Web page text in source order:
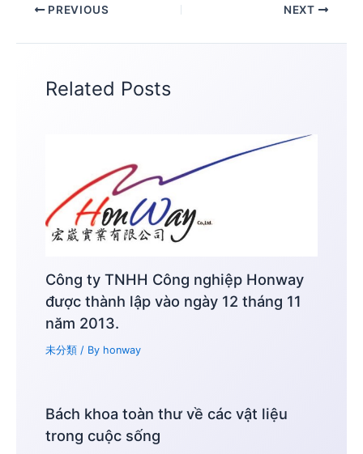
PREVIOUS NEXT
Related Posts
Công ty TNHH Công nghiệp Honway
được thành lập vào ngày 12 tháng 11
năm 2013.
未分類 / By honway
Bách khoa toàn thư về các vật liệu
trong cuộc sống